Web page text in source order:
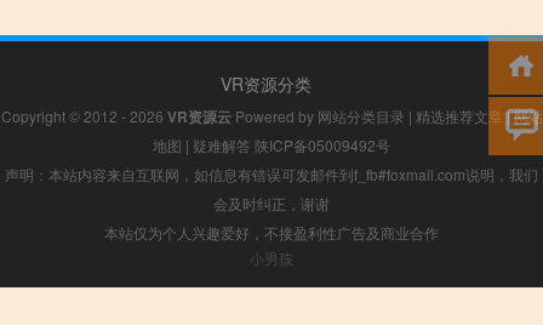
VR资源分类
Copyright © 2012 - 2026 VR资源云Powered by 网站分类目录 | 精选推荐文章 |网站
地图 | 疑难解答 陕ICP备05009492号
声明：本站内容来自互联网，如信息有错误可发邮件到f_fb#foxmail.com说明，我们
会及时纠正，谢谢
本站仅为个人兴趣爱好，不接盈利性广告及商业合作
小男孩